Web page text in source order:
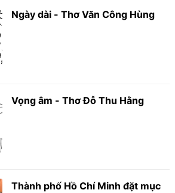
Ngày dài - Thơ Văn Công Hùng
Vọng âm - Thơ Đỗ Thu Hằng
Thành phố Hồ Chí Minh đặt mục